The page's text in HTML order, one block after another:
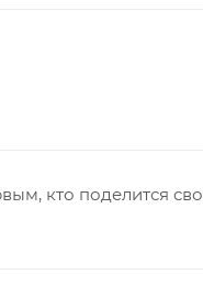
кто поделится